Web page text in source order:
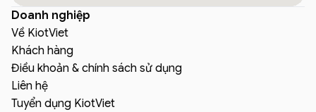
Doanh nghiệp
Về KiotViet
Khách hàng
Điều khoản & chính sách sử dụng
Liên hệ
Tuyển dụng KiotViet